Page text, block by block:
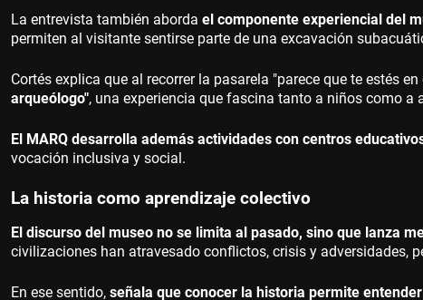
La entrevista también aborda el componente experiencial del
permiten al visitante sentirse parte de una excavación
Cortés explica que al recorrer la pasarela "parece que te estés
arqueólogo", una experiencia que fascina tanto a niños como a
El MARQ desarrolla además actividades con centros
vocación inclusiva y social.
La historia como aprendizaje colectivo
El discurso del museo no se limita al pasado, sino que lanza
civilizaciones han atravesado conflictos, crisis y adversidades,
En ese sentido, señala que conocer la historia permite